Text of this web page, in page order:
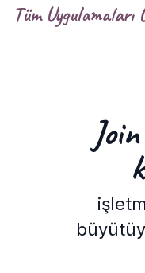
Tüm Uygulamaları